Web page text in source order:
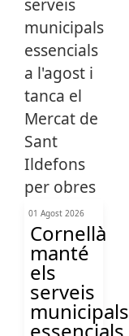
01 Agost 2026
Cornellà
manté
els
serveis
municipals